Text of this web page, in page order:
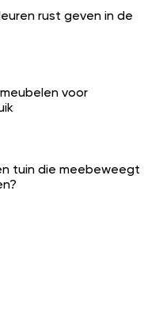
rust geven in de
voor
tuin die meebeweegt